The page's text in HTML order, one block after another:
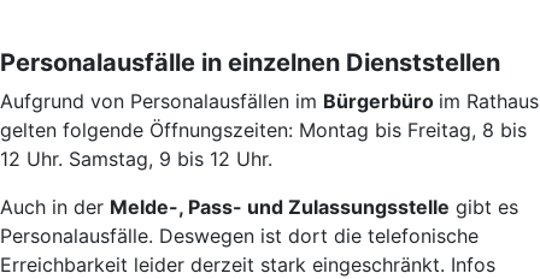
Personalausfälle in einzelnen Dienststellen
Aufgrund von Personalausfällen im Bürgerbüro im Rathaus
gelten folgende Öffnungszeiten: Montag bis Freitag, 8 bis
12 Uhr. Samstag, 9 bis 12 Uhr.
Auch in der Melde-, Pass- und Zulassungsstelle gibt es
Personalausfälle. Deswegen ist dort die telefonische
Erreichbarkeit leider derzeit stark eingeschränkt. Infos